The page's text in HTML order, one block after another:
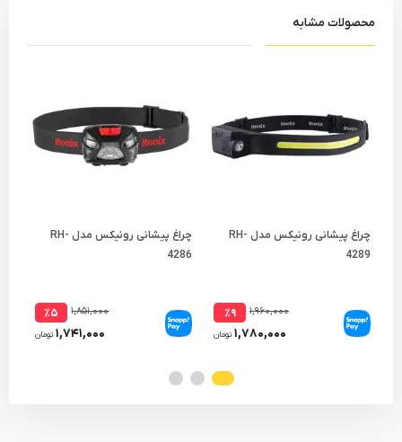
محصولات مشابه
چراغ پیشانی رونیکس مدل RH-
4289
۱,۹۶۰,۰۰۰ ٪۹
۱,۷۸۰,۰۰۰ تومان
چراغ پیشانی رونیکس مدل RH-
4286
۱,۸۵۱,۰۰۰ ٪۵
۱,۷۴۱,۰۰۰ تومان